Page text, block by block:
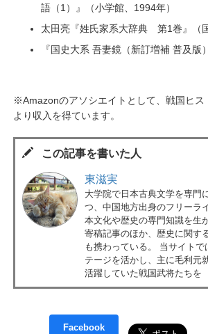
語（1）』（小学館、1994年）
太田亮『姓氏家系大辞典 第1巻』（
『国史大系 吾妻鏡（新訂増補 普及版
※Amazonのアソシエイトとして、戦国ヒス
より収入を得ています。
この記事を書いた人
東滋実
大学院で日本古典文学を専門
つ、中国地方出身のフリーラ
本文化や歴史の専門知識を生
寄稿記事のほか、歴史に関す
も携わっている。 当サイトで
テージを活かし、主に毛利元
活躍していた戦国武将たち
Facebook